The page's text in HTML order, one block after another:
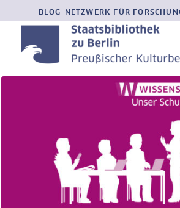
BLOG-NETZWERK FÜR